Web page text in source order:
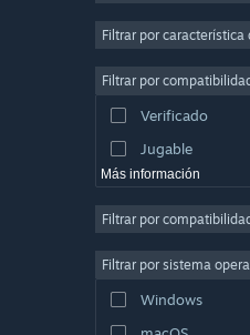
Producción de
Edición
Filtrar por característica
Filtrar por
Verificado
Jugable
Más información
Filtrar por
Filtrar por sistema
Windows